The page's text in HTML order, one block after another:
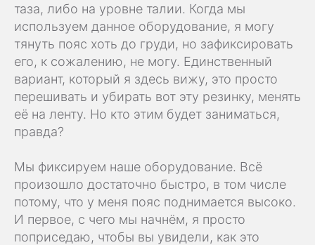
таза, либо на уровне талии. Когда мы
используем данное оборудование, я могу
тянуть пояс хоть до груди, но зафиксировать
его, к сожалению, не могу. Единственный
вариант, который я здесь вижу, это просто
перешивать и убирать вот эту резинку, менять
её на ленту. Но кто этим будет заниматься,
правда?
Мы фиксируем наше оборудование. Всё
произошло достаточно быстро, в том числе
потому, что у меня пояс поднимается высоко.
И первое, с чего мы начнём, я просто
поприседаю, чтобы вы увидели, как это